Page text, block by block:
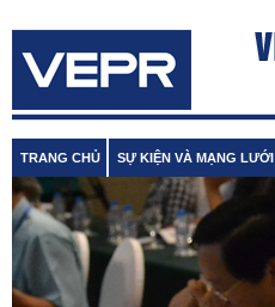
TRANG CHỦ SỰ KIỆN VÀ MẠNG LƯỚI